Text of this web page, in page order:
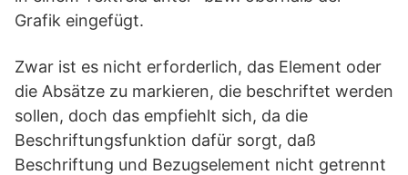
Grafik eingefügt.
Zwar ist es nicht erforderlich, das Element oder
die Absätze zu markieren, die beschriftet werden
sollen, doch das empfiehlt sich, da die
Beschriftungsfunktion dafür sorgt, daß
Beschriftung und Bezugselement nicht getrennt